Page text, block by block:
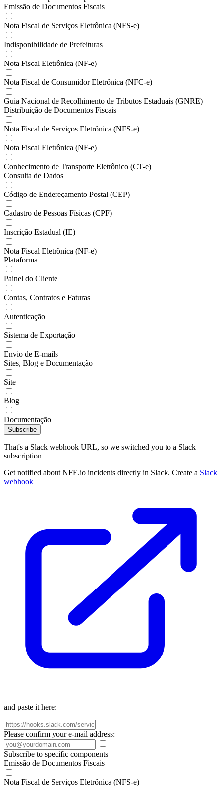
Emissão de Documentos Fiscais
Nota Fiscal de Serviços Eletrônica (NFS-e)
Indisponibilidade de Prefeituras
Nota Fiscal Eletrônica (NF-e)
Nota Fiscal de Consumidor Eletrônica (NFC-e)
Guia Nacional de Recolhimento de Tributos Estaduais (GNRE)
Distribuição de Documentos Fiscais
Nota Fiscal de Serviços Eletrônica (NFS-e)
Nota Fiscal Eletrônica (NF-e)
Conhecimento de Transporte Eletrônico (CT-e)
Consulta de Dados
Código de Endereçamento Postal (CEP)
Cadastro de Pessoas Físicas (CPF)
Inscrição Estadual (IE)
Nota Fiscal Eletrônica (NF-e)
Plataforma
Painel do Cliente
Contas, Contratos e Faturas
Autenticação
Sistema de Exportação
Envio de E-mails
Sites, Blog e Documentação
Site
Blog
Documentação
Subscribe
That's a Slack webhook URL, so we switched you to a Slack
subscription.
Get notified about NFE.io incidents directly in Slack. Create a Slack
webhook
and paste it here:
Please confirm your e-mail address:
Subscribe to specific components
Emissão de Documentos Fiscais
Nota Fiscal de Serviços Eletrônica (NFS-e)